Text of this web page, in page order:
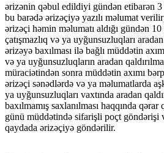
ərizənin qəbul edildiyi gündən etibarən
bu barədə ərizəçiyə yazılı məlumat
ərizəçi həmin məlumatı aldığı gündən
çatışmazlıq və ya uyğunsuzluqları
ərizəyə baxılması ilə bağlı müddətin
və ya uyğunsuzluqların aradan
müraciətindən sonra müddətin axımı
ərizəçi sənədlərdə və ya məlumatlarda
ya uyğunsuzluqları vaxtında aradan
baxılmamış saxlanılması haqqında
günü müddətində sifarişli poçt göndərişi
qaydada ərizəçiyə göndərilir.